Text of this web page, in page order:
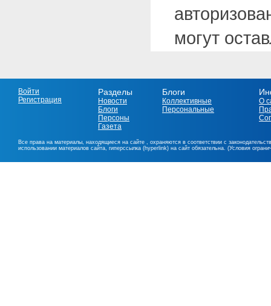
могут
Войти
Регистрация
Разделы
Новости
Блоги
Персоны
Газета
Блоги
Коллективные
Персональные
О
Все права на материалы, находящиеся на сайте , охраняются в соответствии с
использовании материалов сайта, гиперссылка (hyperlink) на сайт обязательна. (Условия